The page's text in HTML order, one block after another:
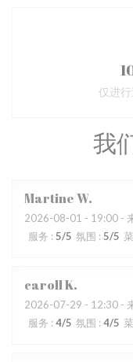
我
MartineW
2026-08-01 - 19:00 -
服务 : 5/5 氛围 : 5/5
carollK
2026-07-29 - 12:30 -
服务 : 4/5 氛围 : 4/5
仅进